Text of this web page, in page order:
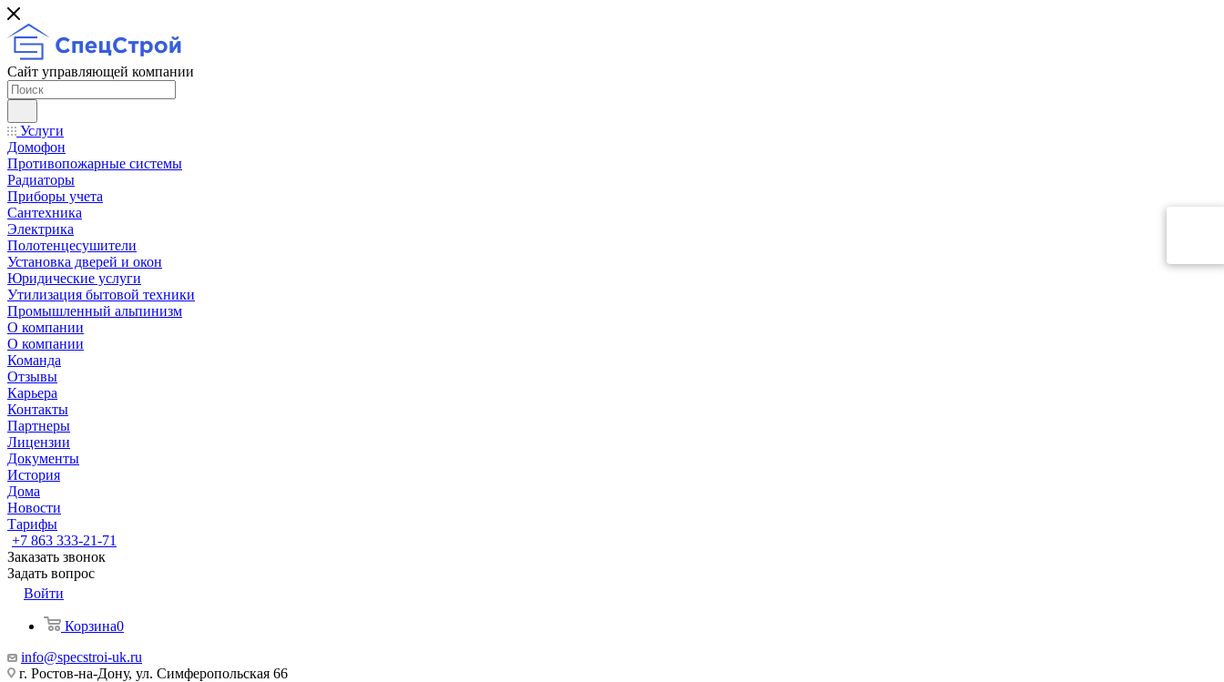
Сайт управляющей компании
Услуги
Домофон
Противопожарные системы
Радиаторы
Приборы учета
Сантехника
Электрика
Полотенцесушители
Установка дверей и окон
Юридические услуги
Утилизация бытовой техники
Промышленный альпинизм
О компании
О компании
Команда
Отзывы
Карьера
Контакты
Партнеры
Лицензии
Документы
История
Дома
Новости
Тарифы
+7 863 333-21-71
Заказать звонок
Задать вопрос
Войти
Корзина0
info@specstroi-uk.ru
г. Ростов-на-Дону, ул. Симферопольская 66